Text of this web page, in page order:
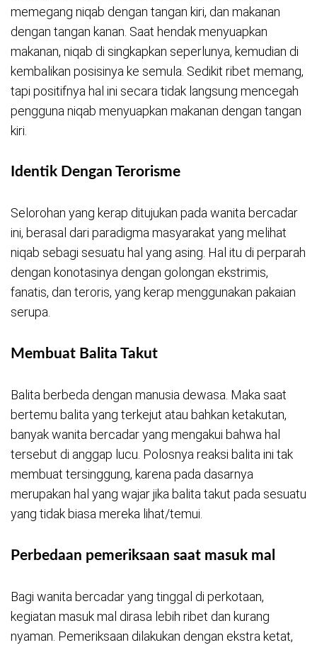
memegang niqab dengan tangan kiri, dan makanan
dengan tangan kanan. Saat hendak menyuapkan
makanan, niqab di singkapkan seperlunya, kemudian di
kembalikan posisinya ke semula. Sedikit ribet memang,
tapi positifnya hal ini secara tidak langsung mencegah
pengguna niqab menyuapkan makanan dengan tangan
kiri.
Identik Dengan Terorisme
Selorohan yang kerap ditujukan pada wanita bercadar
ini, berasal dari paradigma masyarakat yang melihat
niqab sebagi sesuatu hal yang asing. Hal itu di perparah
dengan konotasinya dengan golongan ekstrimis,
fanatis, dan teroris, yang kerap menggunakan pakaian
serupa.
Membuat Balita Takut
Balita berbeda dengan manusia dewasa. Maka saat
bertemu balita yang terkejut atau bahkan ketakutan,
banyak wanita bercadar yang mengakui bahwa hal
tersebut di anggap lucu. Polosnya reaksi balita ini tak
membuat tersinggung, karena pada dasarnya
merupakan hal yang wajar jika balita takut pada sesuatu
yang tidak biasa mereka lihat/temui.
Perbedaan pemeriksaan saat masuk mal
Bagi wanita bercadar yang tinggal di perkotaan,
kegiatan masuk mal dirasa lebih ribet dan kurang
nyaman. Pemeriksaan dilakukan dengan ekstra ketat,